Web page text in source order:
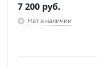
7 200 руб.
Нет в наличии